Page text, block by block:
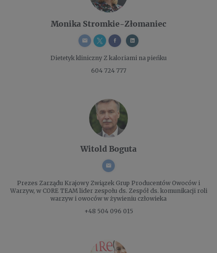
Monika Stromkie-Złomaniec
Dietetyk kliniczny Z kaloriami na pieńku
604 724 777
Witold Boguta
Prezes Zarządu Krajowy Związek Grup Producentów Owoców i
Warzyw, w CORE TEAM lider zespołu ds. Zespół ds. komunikacji roli
warzyw i owoców w żywieniu człowieka
+48 504 096 015